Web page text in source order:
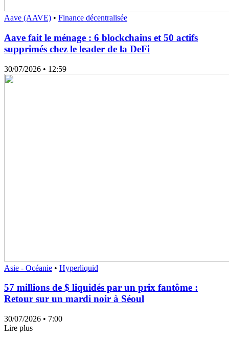
Aave (AAVE) • Finance décentralisée
Aave fait le ménage : 6 blockchains et 50 actifs
supprimés chez le leader de la DeFi
30/07/2026 • 12:59
Asie - Océanie • Hyperliquid
57 millions de $ liquidés par un prix fantôme :
Retour sur un mardi noir à Séoul
30/07/2026 • 7:00
Lire plus